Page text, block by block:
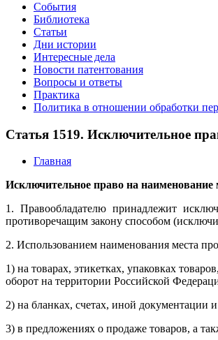
События
Библиотека
Статьи
Дни истории
Интересные дела
Новости патентования
Вопросы и ответы
Практика
Политика в отношении обработки
Статья 1519. Исключительное
Главная
Исключительное право на наименование
1. Правообладателю принадлежит
противоречащим закону способом
2. Использованием наименования места
1) на товарах, этикетках, упаковках
оборот на территории Российской
2) на бланках, счетах, иной документации
3) в предложениях о продаже товаров, а